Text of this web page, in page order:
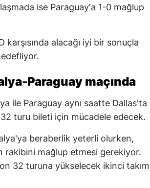
ise Paraguay'a 1-0 mağlup
alacağı iyi bir sonuçla
Paraguay maçında
ile Paraguay aynı saatte Dallas'ta
32 turu bileti için mücadele edecek.
beraberlik yeterli olurken,
rakibini mağlup etmesi gerekiyor.
32 turuna yükselecek ikinci takım